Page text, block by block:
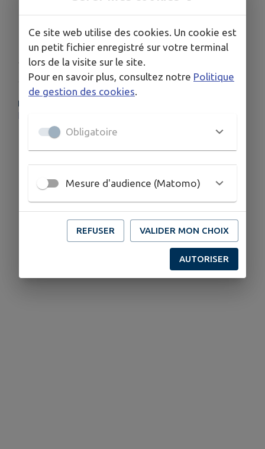
Télécharger la pièce jointe
Publié par Mairie de Saint-Pierre-de-Bat
PLUS D'INFORMATIONS
Ce site web utilise des cookies. Un cookie est
un petit fichier enregistré sur votre terminal
lors de la visite sur le site.
Pour en savoir plus, consultez notre Politique
de gestion des cookies
Obligatoire
Mesure d'audience (Matomo)
REFUSER VALIDER MON CHOIX
AUTORISER